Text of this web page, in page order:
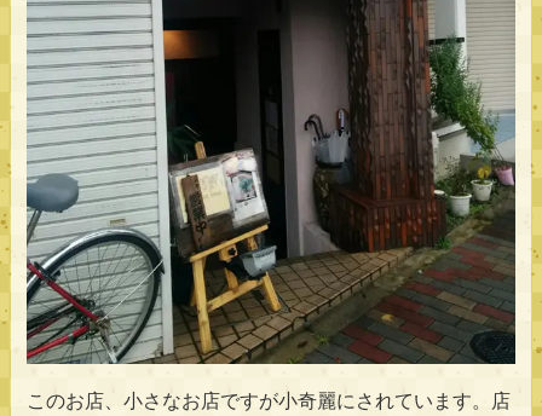
このお店、小さなお店ですが小奇麗にされています。店